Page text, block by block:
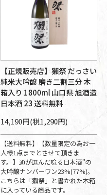
【正規販売店】獺祭 だっさい
純米大吟醸 磨き二割三分 木
箱入り 1800ml 山口県 旭酒造
日本酒 23 送料無料
14,190円(税1,290円)
【送料無料】【数量限定の為お一
人様1点までとさせて頂きま
す。】通が選んだ唸る日本酒"の
大吟醸ナンバーワン23%(77%)。
こちらは「獺祭」と書かれた木箱
に入っている商品です。